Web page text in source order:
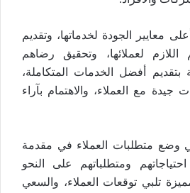
معايير الجودة لخدماتها، وتقديم
لعملائها، وتحقيق رضاهم
بتقديم أفضل الخدمات المتكاملة،
جيدة مع العملاء، والاهتمام بآراء
وضع متطلبات العملاء في مقدمة
احتياجاتهم ومتطلباتهم على النحو
تلبي توقعات العملاء، والسعي